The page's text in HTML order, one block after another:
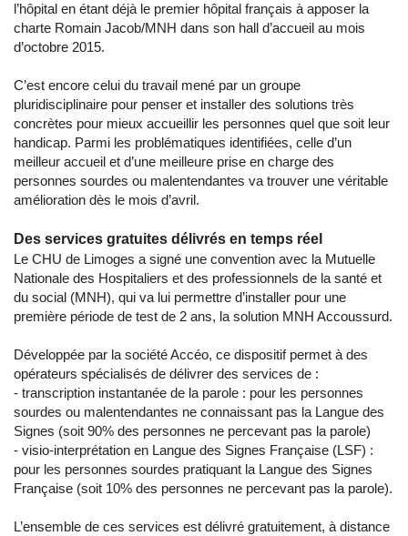
l’hôpital en étant déjà le premier hôpital français à apposer la
charte Romain Jacob/MNH dans son hall d’accueil au mois
d’octobre 2015.
C’est encore celui du travail mené par un groupe
pluridisciplinaire pour penser et installer des solutions très
concrètes pour mieux accueillir les personnes quel que soit leur
handicap. Parmi les problématiques identifiées, celle d’un
meilleur accueil et d’une meilleure prise en charge des
personnes sourdes ou malentendantes va trouver une véritable
amélioration dès le mois d’avril.
Des services gratuites délivrés en temps réel
Le CHU de Limoges a signé une convention avec la Mutuelle
Nationale des Hospitaliers et des professionnels de la santé et
du social (MNH), qui va lui permettre d’installer pour une
première période de test de 2 ans, la solution MNH Accoussurd.
Développée par la société Accéo, ce dispositif permet à des
opérateurs spécialisés de délivrer des services de :
- transcription instantanée de la parole : pour les personnes
sourdes ou malentendantes ne connaissant pas la Langue des
Signes (soit 90% des personnes ne percevant pas la parole)
- visio-interprétation en Langue des Signes Française (LSF) :
pour les personnes sourdes pratiquant la Langue des Signes
Française (soit 10% des personnes ne percevant pas la parole).
L’ensemble de ces services est délivré gratuitement, à distance